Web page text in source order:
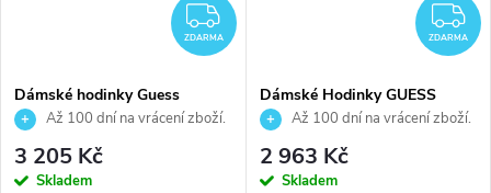
ZDARMA
ZDARMA
Dámské hodinky Guess
GW0104L1
Až 100 dní na vrácení zboží.
Autorizovaný prodejce.
3 205 Kč
Skladem
ZDARMA
Dámské Hodinky GUESS
GW0943L2
Až 100 dní na vrácení zboží.
Autorizovaný prodejce.
2 963 Kč
Skladem